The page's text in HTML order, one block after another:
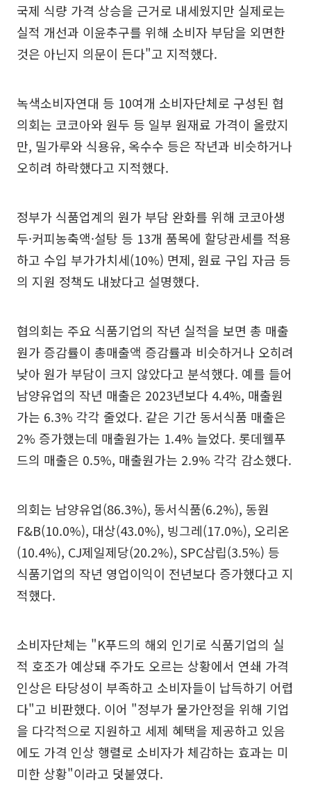
국제 식량 가격 상승을 근거로 내세웠지만 실제로는
실적 개선과 이윤추구를 위해 소비자 부담을 외면한
것은 아닌지 의문이 든다"고 지적했다.
녹색소비자연대 등 10여개 소비자단체로 구성된 협
의회는 코코아와 원두 등 일부 원재료 가격이 올랐지
만, 밀가루와 식용유, 옥수수 등은 작년과 비슷하거나
오히려 하락했다고 지적했다.
정부가 식품업계의 원가 부담 완화를 위해 코코아생
두·커피농축액·설탕 등 13개 품목에 할당관세를 적용
하고 수입 부가가치세(10%) 면제, 원료 구입 자금 등
의 지원 정책도 내놨다고 설명했다.
협의회는 주요 식품기업의 작년 실적을 보면 총 매출
원가 증감률이 총매출액 증감률과 비슷하거나 오히려
낮아 원가 부담이 크지 않았다고 분석했다. 예를 들어
남양유업의 작년 매출은 2023년보다 4.4%, 매출원
가는 6.3% 각각 줄었다. 같은 기간 동서식품 매출은
2% 증가했는데 매출원가는 1.4% 늘었다. 롯데웰푸
드의 매출은 0.5%, 매출원가는 2.9% 각각 감소했다.
의회는 남양유업(86.3%), 동서식품(6.2%), 동원
F&B(10.0%), 대상(43.0%), 빙그레(17.0%), 오리온
(10.4%), CJ제일제당(20.2%), SPC삼립(3.5%) 등
식품기업의 작년 영업이익이 전년보다 증가했다고 지
적했다.
소비자단체는 "K푸드의 해외 인기로 식품기업의 실
적 호조가 예상돼 주가도 오르는 상황에서 연쇄 가격
인상은 타당성이 부족하고 소비자들이 납득하기 어렵
다"고 비판했다. 이어 "정부가 물가안정을 위해 기업
을 다각적으로 지원하고 세제 혜택을 제공하고 있음
에도 가격 인상 행렬로 소비자가 체감하는 효과는 미
미한 상황"이라고 덧붙였다.